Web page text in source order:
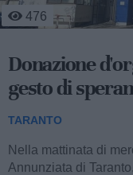
476
Donazione
gesto di
TARANTO
Nella mattinata di
Annunziata di